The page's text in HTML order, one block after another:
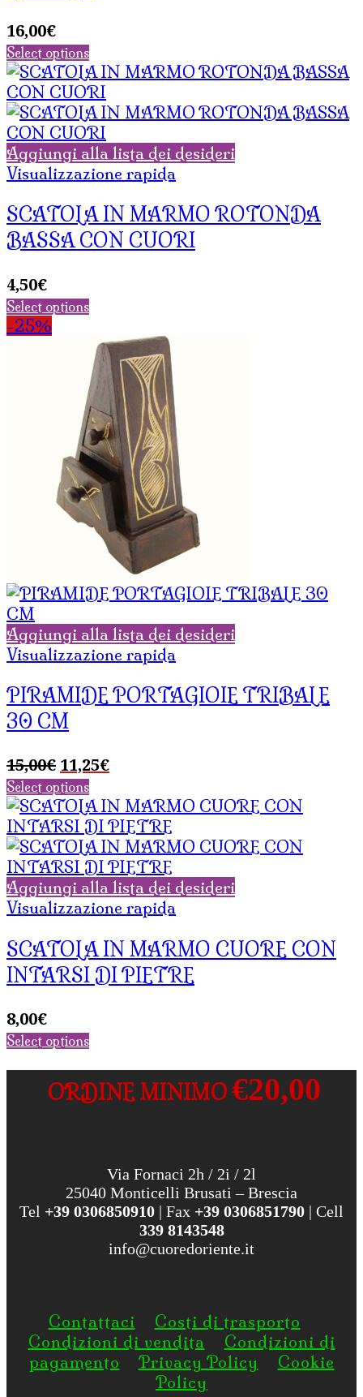
16,00€
Select options
Aggiungi alla lista dei desideri
Visualizzazione rapida
SCATOLA IN MARMO ROTONDA
BASSA CON CUORI
4,50€
Select options
-25%
Aggiungi alla lista dei desideri
Visualizzazione rapida
PIRAMIDE PORTAGIOIE TRIBALE
30 CM
15,00€ Il
prezzo
originale
era:
15,00€.
11,25€Il
attuale
è:
11,25€.
Select options
Aggiungi alla lista dei desideri
Visualizzazione rapida
SCATOLA IN MARMO CUORE CON
INTARSI DI PIETRE
8,00€
Select options
ORDINE MINIMO€20,00
Via Fornaci 2h / 2i / 2l
25040 Monticelli Brusati – Brescia
Tel +39 0306850910 | Fax +39 0306851790 | Cell
339 8143548
info@cuoredoriente.it
Contattaci
Costi di trasporto
Condizioni di vendita
Condizioni di
pagamento
Privacy Policy
Cookie
Policy